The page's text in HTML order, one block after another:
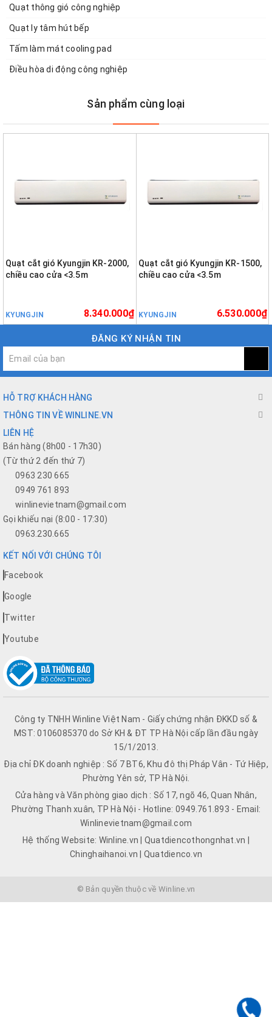
Quạt thông gió công nghiệp
Quạt ly tâm hút bếp
Tấm làm mát cooling pad
Điều hòa di động công nghiệp
Sản phẩm cùng loại
Quạt cắt gió Kyungjin KR-2000,
chiều cao cửa <3.5m
KYUNGJIN 8.340.000₫
Quạt cắt gió Kyungjin KR-1500,
chiều cao cửa <3.5m
KYUNGJIN 6.530.000₫
ĐĂNG KÝ NHẬN TIN
HỖ TRỢ KHÁCH HÀNG
THÔNG TIN VỀ WINLINE.VN
LIÊN HỆ
Bán hàng (8h00 - 17h30)
(Từ thứ 2 đến thứ 7)
0963 230 665
0949 761 893
winlinevietnam@gmail.com
Gọi khiếu nại (8:00 - 17:30)
0963.230.665
KẾT NỐI VỚI CHÚNG TÔI
Facebook
Google
Twitter
Youtube
Công ty TNHH Winline Việt Nam - Giấy chứng nhận ĐKKD số &
MST: 0106085370 do Sở KH & ĐT TP Hà Nội cấp lần đầu ngày
15/1/2013.
Địa chỉ ĐK doanh nghiệp : Số 7 BT6, Khu đô thị Pháp Vân - Tứ Hiệp,
Phường Yên sở, TP Hà Nội.
Cửa hàng và Văn phòng giao dịch : Số 17, ngõ 46, Quan Nhân,
Phường Thanh xuân, TP Hà Nội - Hotline: 0949.761.893 - Email:
Winlinevietnam@gmail.com
Hệ thống Website: Winline.vn | Quatdiencothongnhat.vn |
Chinghaihanoi.vn | Quatdienco.vn
© Bản quyền thuộc về Winline.vn